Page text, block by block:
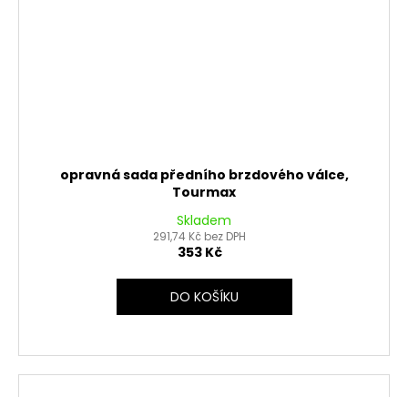
opravná sada předního brzdového válce,
Tourmax
Skladem
291,74 Kč bez DPH
353 Kč
DO KOŠÍKU